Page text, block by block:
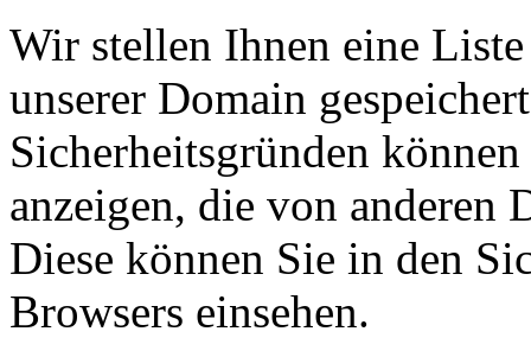
Wir stellen Ihnen eine
unserer Domain
Sicherheitsgründen
anzeigen, die von anderen
Diese können Sie in den
Browsers einsehen.